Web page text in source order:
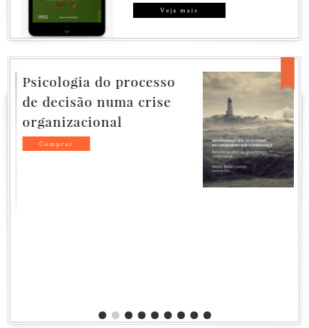
Veja mais
Governança sem
Catástrofe, ou
Catástrofe sem
GOVERNANÇA SEM CATÁSTROFE,
OU CATÁSTROFE SEM